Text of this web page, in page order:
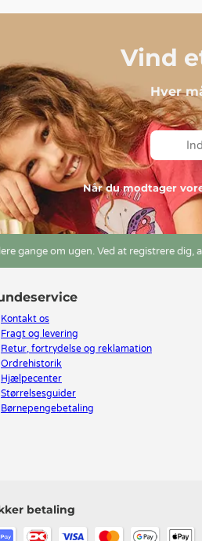
Vind
Hver
Når du modtager
gange om ugen. Ved at registrere dig,
Kontakt os
Fragt og levering
Retur, fortrydelse og reklamation
Ordrehistorik
Hjælpecenter
Størrelsesguider
Børnepengebetaling
betaling